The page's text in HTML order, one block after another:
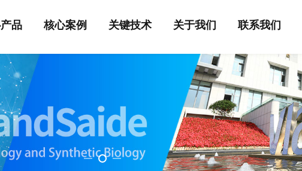
品 核心案例 关键技术 关于我们 联系我们